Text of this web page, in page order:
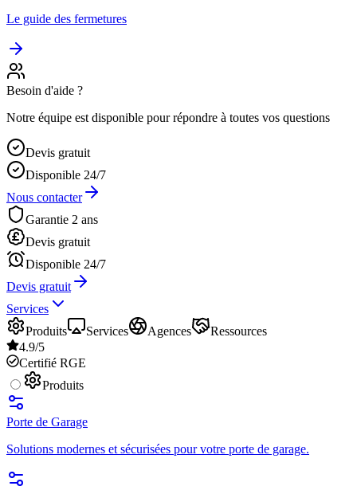
Le guide des fermetures
Besoin d'aide ?
Notre équipe est disponible pour répondre à toutes vos questions
Devis gratuit
Disponible 24/7
Nous contacter
Garantie 2 ans
Devis gratuit
Disponible 24/7
Devis gratuit
Services
Produits
Services Agences
Ressources
4.9/5
Certifié RGE
Produits
Porte de Garage
Solutions modernes et sécurisées pour votre porte de garage.